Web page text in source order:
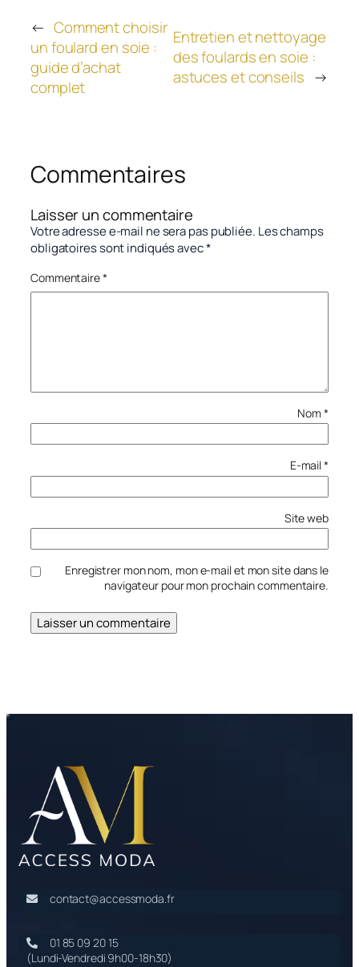
← Comment choisir
un foulard en soie :
guide d’achat
complet
Entretien et nettoyage
des foulards en soie :
astuces et conseils →
Commentaires
Laisser un commentaire
Votre adresse e-mail ne sera pas publiée. Les champs
obligatoires sont indiqués avec*
Commentaire*
Nom*
E-mail*
Site web
Enregistrer mon nom, mon e-mail et mon site dans le
navigateur pour mon prochain commentaire.
contact@accessmoda.fr
01 85 09 20 15
(Lundi-Vendredi 9h00-18h30)